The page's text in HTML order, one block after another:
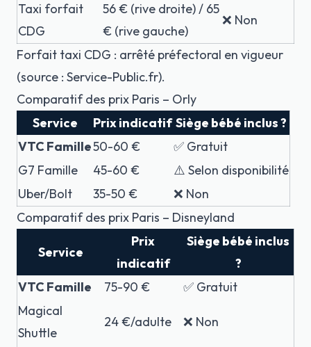
Taxi forfait
CDG
56 € (rive droite) / 65
€ (rive gauche)
❌ Non
Forfait taxi CDG : arrêté préfectoral en vigueur
(source : Service-Public.fr).
Comparatif des prix Paris – Orly
Service
Prix indicatif Siège bébé inclus ?
VTC Famille50-60 €
✅ Gratuit
G7 Famille
45-60 €
⚠️ Selon disponibilité
Uber/Bolt
35-50 €
❌ Non
Comparatif des prix Paris – Disneyland
Service
Prix
indicatif
Siège bébé inclus
?
VTC Famille
75-90 €
✅ Gratuit
Magical
Shuttle
24 €/adulte ❌ Non